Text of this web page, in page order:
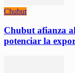
Chubut
Chubut afianza
potenciar la